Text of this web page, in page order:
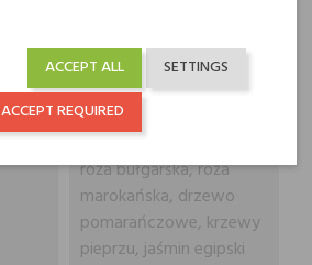
bergamotka z Calabrii,
lawenda, Ylang-Ylang
róża bułgarska, róża
marokańska, drzewo
pomarańczowe, krzewy
pieprzu, jaśmin egipski
SETTINGS
ACCEPT ALL
ACCEPT REQUIRED